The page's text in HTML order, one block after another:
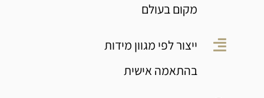
מקום בעולם
ייצור לפי מגוון מידות
בהתאמה אישית